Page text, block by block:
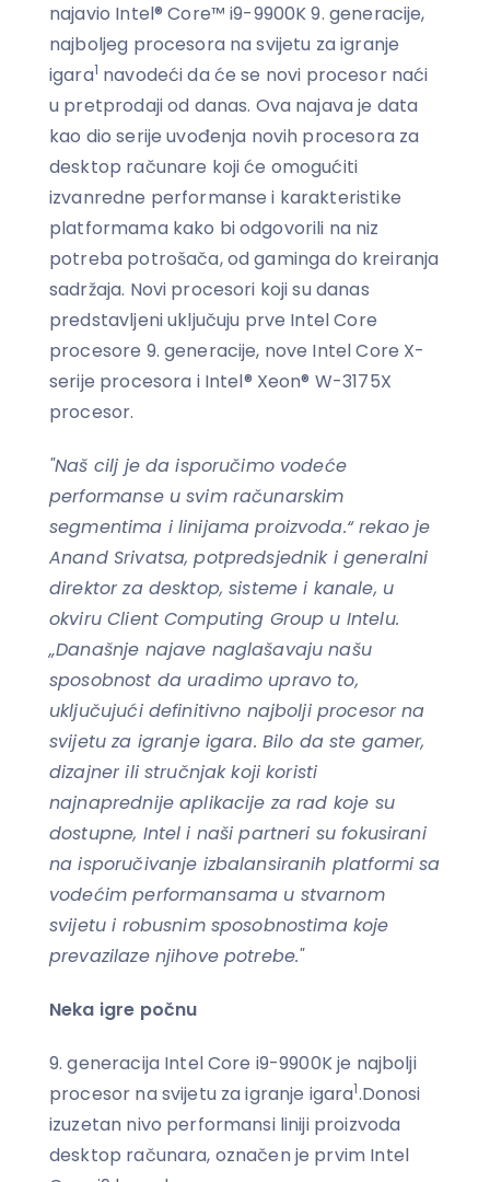
najavio Intel® Core™ i9-9900K 9. generacije,
najboljeg procesora na svijetu za igranje
igara1 navodeći da će se novi procesor naći
u pretprodaji od danas. Ova najava je data
kao dio serije uvođenja novih procesora za
desktop računare koji će omogućiti
izvanredne performanse i karakteristike
platformama kako bi odgovorili na niz
potreba potrošača, od gaminga do kreiranja
sadržaja. Novi procesori koji su danas
predstavljeni uključuju prve Intel Core
procesore 9. generacije, nove Intel Core X-
serije procesora i Intel® Xeon® W-3175X
procesor.
"Naš cilj je da isporučimo vodeće
performanse u svim računarskim
segmentima i linijama proizvoda.“ rekao je
Anand Srivatsa, potpredsjednik i generalni
direktor za desktop, sisteme i kanale, u
okviru Client Computing Group u Intelu.
„Današnje najave naglašavaju našu
sposobnost da uradimo upravo to,
uključujući definitivno najbolji procesor na
svijetu za igranje igara. Bilo da ste gamer,
dizajner ili stručnjak koji koristi
najnaprednije aplikacije za rad koje su
dostupne, Intel i naši partneri su fokusirani
na isporučivanje izbalansiranih platformi sa
vodećim performansama u stvarnom
svijetu i robusnim sposobnostima koje
prevazilaze njihove potrebe."
Neka igre počnu
9. generacija Intel Core i9-9900K je najbolji
procesor na svijetu za igranje igara1.Donosi
izuzetan nivo performansi liniji proizvoda
desktop računara, označen je prvim Intel